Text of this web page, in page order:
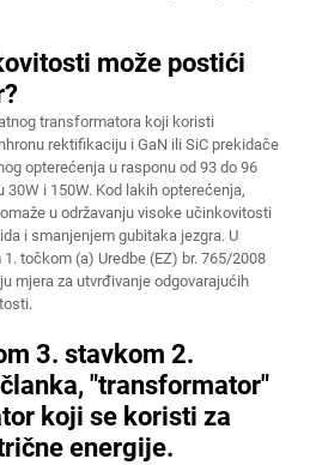
može postići
transformatora koji koristi
rektifikaciju i GaN ili SiC prekidače
opterećenja u rasponu od 93 do 96
i 150W. Kod lakih opterećenja,
u održavanju visoke učinkovitosti
i smanjenjem gubitaka jezgra. U
točkom (a) Uredbe (EZ) br. 765/2008
mjera za utvrđivanje odgovarajućih
3. stavkom 2.
"transformator"
koji se koristi za
energije.